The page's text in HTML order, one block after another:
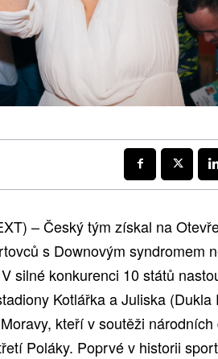
– Český tým získal na
s Downovým syndromem
silné konkurenci 10 států
Kotlářka a Juliska (Dukla
kteří v soutěži národních
Poláky. Poprvé v historii